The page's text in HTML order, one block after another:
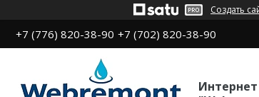
Создать
+7 (776) 820-38-90 +7 (702) 820-38-90